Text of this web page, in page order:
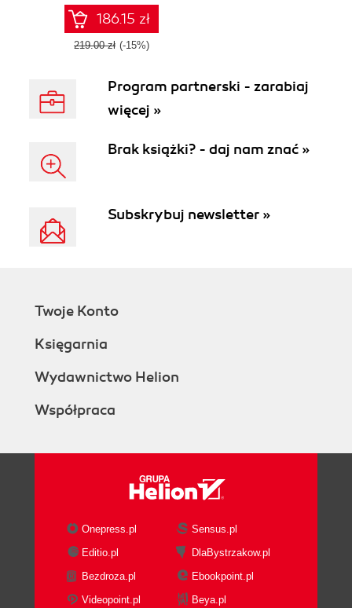
186.15 zł
219.00 zł (-15%)
Program partnerski - zarabiaj
więcej »
Brak książki? - daj nam znać »
Subskrybuj newsletter »
Twoje Konto
Księgarnia
Wydawnictwo Helion
Współpraca
Onepress.pl
Sensus.pl
Editio.pl
DlaBystrzakow.pl
Bezdroza.pl
Ebookpoint.pl
Videopoint.pl
Beya.pl